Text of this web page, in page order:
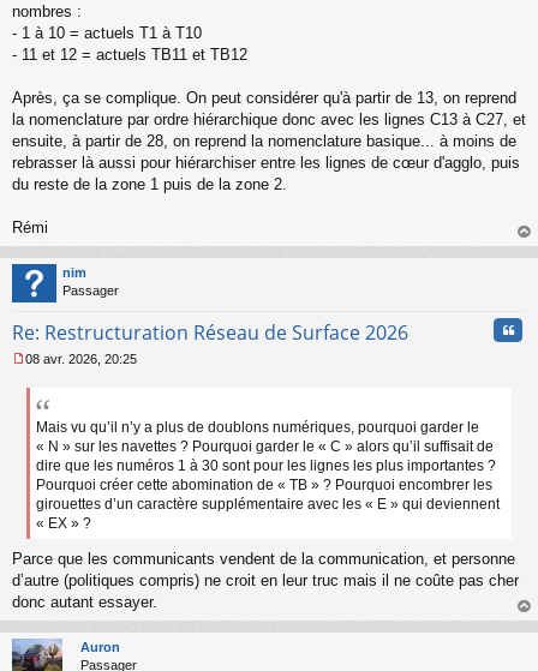
o
n
l
u
nombres :
- 1 à 10 = actuels T1 à T10
- 11 et 12 = actuels TB11 et TB12
Après, ça se complique. On peut considérer qu'à partir de 13, on reprend
la nomenclature par ordre hiérarchique donc avec les lignes C13 à C27, et
ensuite, à partir de 28, on reprend la nomenclature basique... à moins de
rebrasser là aussi pour hiérarchiser entre les lignes de cœur d'agglo, puis
du reste de la zone 1 puis de la zone 2.
Rémi
au
nim
Passager
Re: Restructuration Réseau de Surface 2026
e
08 avr. 2026, 20:25
Mais vu qu’il n’y a plus de doublons numériques, pourquoi garder le
« N » sur les navettes ? Pourquoi garder le « C » alors qu’il suffisait de
dire que les numéros 1 à 30 sont pour les lignes les plus importantes ?
Pourquoi créer cette abomination de « TB » ? Pourquoi encombrer les
girouettes d’un caractère supplémentaire avec les « E » qui deviennent
« EX » ?
Parce que les communicants vendent de la communication, et personne
d’autre (politiques compris) ne croit en leur truc mais il ne coûte pas cher
donc autant essayer.
au
Auron
Passager